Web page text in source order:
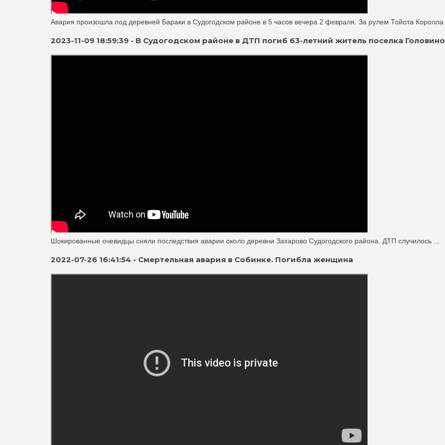
Авария произошла под деревней Бараки в Судогодском районе в 5 часов вечера 2 февраля. За рулем Тойота Королла
2023-11-09 18:59:39 - В Судогодском районе в ДТП погиб 63-летний житель поселка Головино
Шокированные очевидцы сняли последствия аварии около деревни Захарово Судогодского района. ДТП случилось ...
2022-07-26 16:41:54 - Смертельная авария в Собинке. Погибла женщина